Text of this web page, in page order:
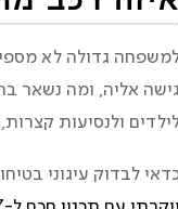
גדולה לא
ולנסיעות
לבדוק עיגוני